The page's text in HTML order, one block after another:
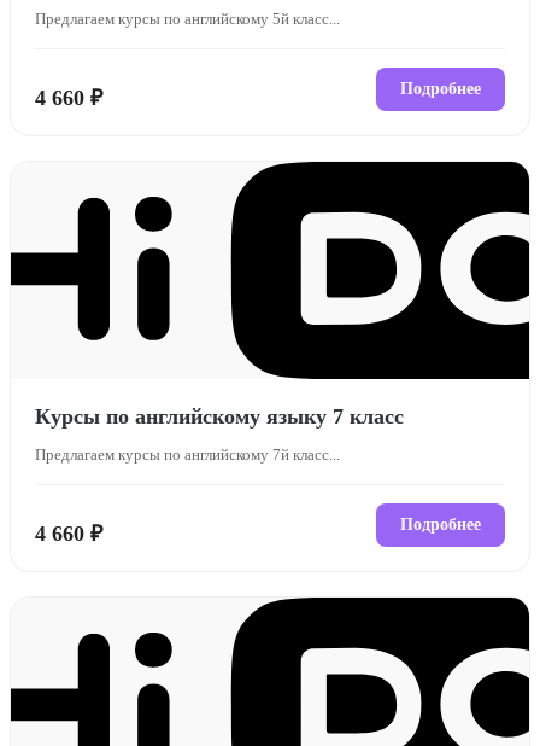
Предлагаем курсы по английскому 5й класс...
4 660 ₽ Подробнее
Курсы по английскому языку 7 класс
Предлагаем курсы по английскому 7й класс...
4 660 ₽ Подробнее